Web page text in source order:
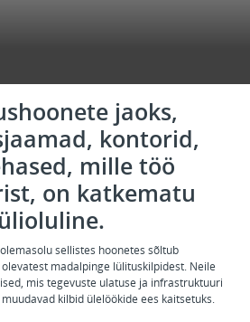
jaoks,
kontorid,
mille töö
on katkematu
sellistes hoonetes sõltub
madalpinge lülituskilpidest. Neile
mis tegevuste ulatuse ja infrastruktuuri
kilbid ülelöökide ees kaitsetuks.